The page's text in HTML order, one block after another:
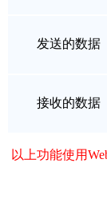
发送的数据
接收的数据
以上功能使用